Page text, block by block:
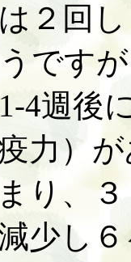
２回
です
1-4週後
力）
り、
少し